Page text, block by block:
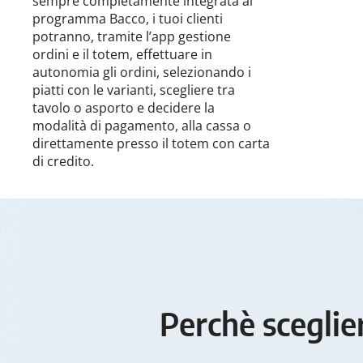
programma Bacco, i tuoi clienti
potranno, tramite l’app gestione
ordini e il totem, effettuare in
autonomia gli ordini, selezionando i
piatti con le varianti, scegliere tra
tavolo o asporto e decidere la
modalità di pagamento, alla cassa o
direttamente presso il totem con carta
di credito.
Perchè